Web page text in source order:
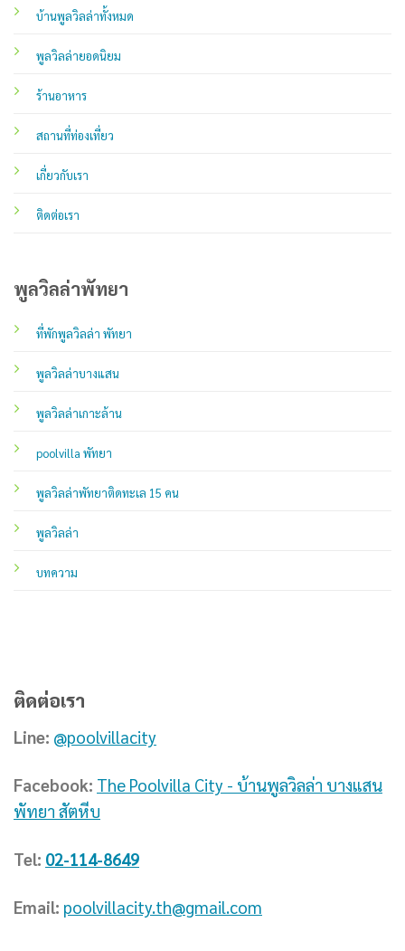
บ้านพูลวิลล่าทั้งหมด
พูลวิลล่ายอดนิยม
ร้านอาหาร
สถานที่ท่องเที่ยว
เกี่ยวกับเรา
ติดต่อเรา
พูลวิลล่าพัทยา
ที่พักพูลวิลล่า พัทยา
พูลวิลล่าบางแสน
พูลวิลล่าเกาะล้าน
poolvilla พัทยา
พูลวิลล่าพัทยาติดทะเล 15 คน
พูลวิลล่า
บทความ
ติดต่อเรา
Line: @poolvillacity
Facebook: The Poolvilla City - บ้านพูลวิลล่า บางแสน
พัทยา สัตหีบ
Tel: 02-114-8649
Email: poolvillacity.th@gmail.com